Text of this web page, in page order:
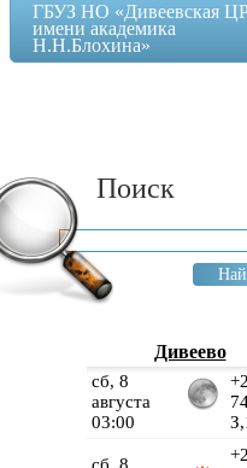
ГБУЗ НО «Дивеевская
имени академика
Н.Н.Блохина»
Поиск
Дивеево